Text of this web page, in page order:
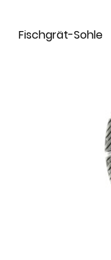
Fischgrät-Sohle